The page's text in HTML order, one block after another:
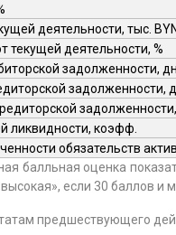
деятельности, тыс. BYN
текущей деятельности, %
задолженности,
задолженности,
ликвидности, коэфф.
обязательств
балльная оценка
если 30 баллов и
предшествующего